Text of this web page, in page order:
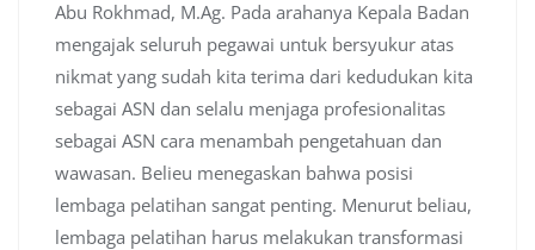
Abu Rokhmad, M.Ag. Pada arahanya Kepala Badan
mengajak seluruh pegawai untuk bersyukur atas
nikmat yang sudah kita terima dari kedudukan kita
sebagai ASN dan selalu menjaga profesionalitas
sebagai ASN cara menambah pengetahuan dan
wawasan. Belieu menegaskan bahwa posisi
lembaga pelatihan sangat penting. Menurut beliau,
lembaga pelatihan harus melakukan transformasi